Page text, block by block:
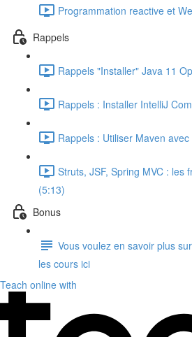
Programmation reactive et
Rappels
Rappels "Installer" Java 11
Rappels : Installer IntelliJ
Rappels : Utiliser Maven
Struts, JSF, Spring MVC : les
(5:13)
Bonus
Vous voulez en savoir plus
les cours ici
Teach online with